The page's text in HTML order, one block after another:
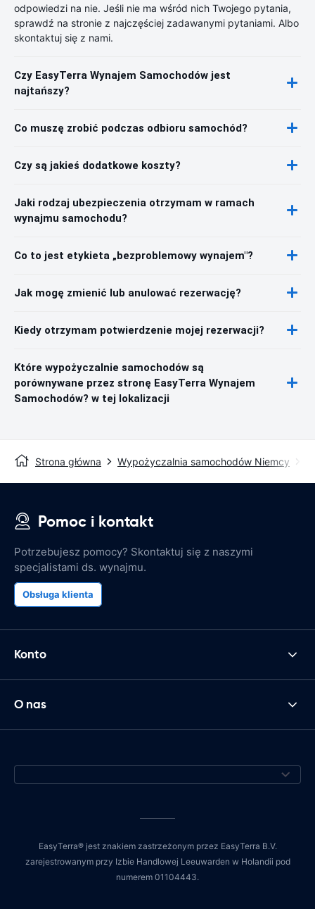
odpowiedzi na nie. Jeśli nie ma wśród nich Twojego pytania,
sprawdź na stronie z najczęściej zadawanymi pytaniami. Albo
skontaktuj się z nami.
Czy EasyTerra Wynajem Samochodów jest
najtańszy?
Co muszę zrobić podczas odbioru samochód?
Czy są jakieś dodatkowe koszty?
Jaki rodzaj ubezpieczenia otrzymam w ramach
wynajmu samochodu?
Co to jest etykieta „bezproblemowy wynajem"?
Jak mogę zmienić lub anulować rezerwację?
Kiedy otrzymam potwierdzenie mojej rezerwacji?
Które wypożyczalnie samochodów są
porównywane przez stronę EasyTerra Wynajem
Samochodów? w tej lokalizacji
Strona główna Wypożyczalnia samochodów Niemcy
Pomoc i kontakt
Potrzebujesz pomocy? Skontaktuj się z naszymi
specjalistami ds. wynajmu.
Obsługa klienta
Konto
O nas
EasyTerra® jest znakiem zastrzeżonym przez EasyTerra B.V.
zarejestrowanym przy Izbie Handlowej Leeuwarden w Holandii pod
numerem 01104443.